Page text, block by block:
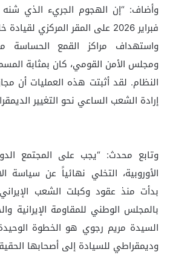
فبراير 2026 على المقر المركزي
واستهداف مراكز القمع الحساسة
ومجلس الأمن القومي، كان بمثابة
النظام. لقد أثبتت هذه العمليات أن
إرادة الشعب الساعي نحو التغيير
وتابع محدث: “يجب على المجتمع
الأوروبية، التخلي نهائياً عن سياسة
بدأت منذ عقود وكبلت الشعب
بالمجلس الوطني للمقاومة الإيرانية
السيدة مريم رجوي هو الخطوة
وديمقراطي للسيادة إلى أصحابها